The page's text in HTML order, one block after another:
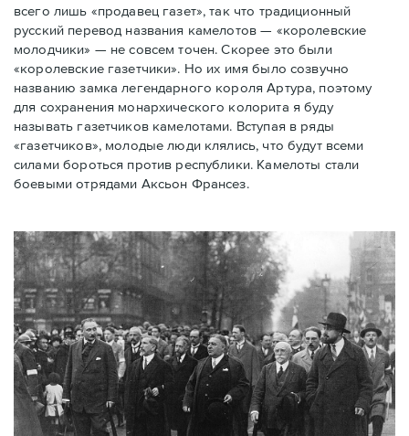
всего лишь «продавец газет», так что традиционный
русский перевод названия камелотов — «королевские
молодчики» — не совсем точен. Скорее это были
«королевские газетчики». Но их имя было созвучно
названию замка легендарного короля Артура, поэтому
для сохранения монархического колорита я буду
называть газетчиков камелотами. Вступая в ряды
«газетчиков», молодые люди клялись, что будут всеми
силами бороться против республики. Камелоты стали
боевыми отрядами Аксьон Франсез.